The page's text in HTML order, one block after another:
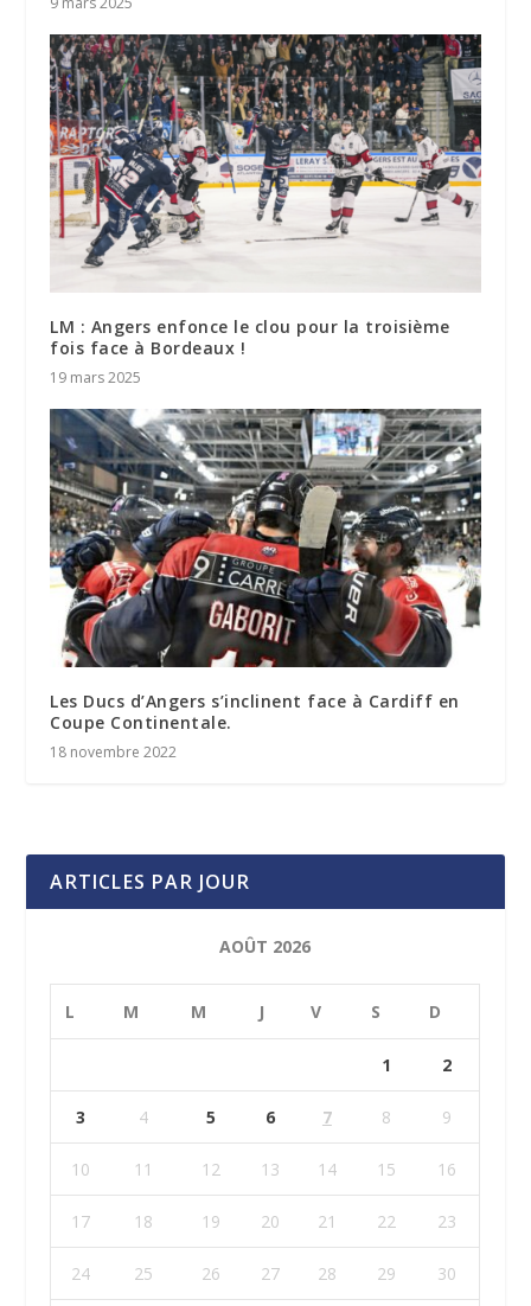
LM : Angers enfonce le clou pour la troisième
fois face à Bordeaux !
19 mars 2025
Les Ducs d’Angers s’inclinent face à Cardiff en
Coupe Continentale.
18 novembre 2022
ARTICLES PAR JOUR
AOÛT 2026
L M M J V S D
1 2
3 4 5 6 7 8 9
10 11 12 13 14 15 16
17 18 19 20 21 22 23
24 25 26 27 28 29 30